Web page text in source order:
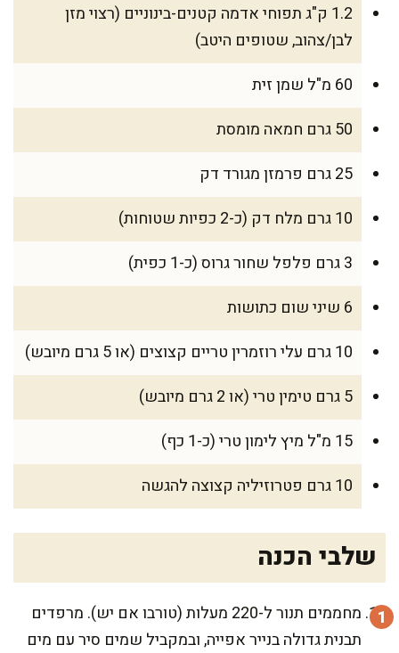
1.2 ק"ג תפוחי אדמה קטנים-בינוניים (רצוי מזן
לבן/צהוב, שטופים היטב)
60 מ"ל שמן זית
50 גרם חמאה מומסת
25 גרם פרמזן מגורד דק
10 גרם מלח דק (כ-2 כפיות שטוחות)
3 גרם פלפל שחור גרוס (כ-1 כפית)
6 שיני שום כתושות
10 גרם עלי רוזמרין טריים קצוצים (או 5 גרם מיובש)
5 גרם טימין טרי (או 2 גרם מיובש)
15 מ"ל מיץ לימון טרי (כ-1 כף)
10 גרם פטרוזיליה קצוצה להגשה
שלבי הכנה
מחממים תנור ל-220 מעלות (טורבו אם יש). מרפדים
תבנית גדולה בנייר אפייה, ובמקביל שמים סיר עם מים